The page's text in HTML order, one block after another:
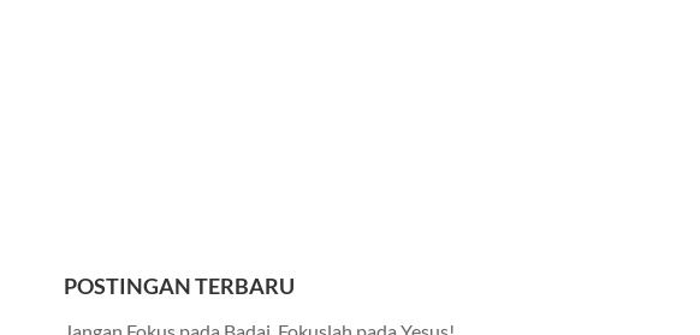
POSTINGAN TERBARU